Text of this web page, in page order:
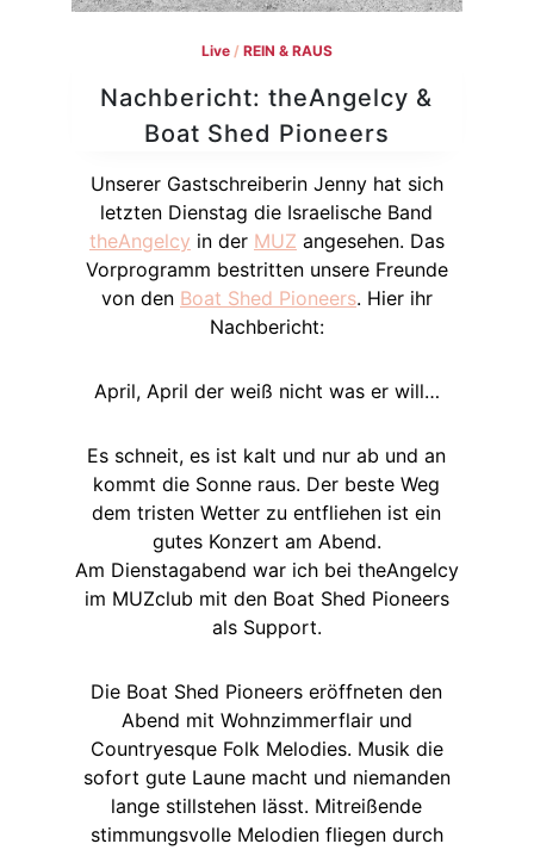
Live/ REIN & RAUS
Nachbericht: theAngelcy &
Boat Shed Pioneers
Unserer Gastschreiberin Jenny hat sich
letzten Dienstag die Israelische Band
theAngelcy in der MUZ angesehen. Das
Vorprogramm bestritten unsere Freunde
von den Boat Shed Pioneers. Hier ihr
Nachbericht:
April, April der weiß nicht was er will…
Es schneit, es ist kalt und nur ab und an
kommt die Sonne raus. Der beste Weg
dem tristen Wetter zu entfliehen ist ein
gutes Konzert am Abend.
Am Dienstagabend war ich bei theAngelcy
im MUZclub mit den Boat Shed Pioneers
als Support.
Die Boat Shed Pioneers eröffneten den
Abend mit Wohnzimmerflair und
Countryesque Folk Melodies. Musik die
sofort gute Laune macht und niemanden
lange stillstehen lässt. Mitreißende
stimmungsvolle Melodien fliegen durch